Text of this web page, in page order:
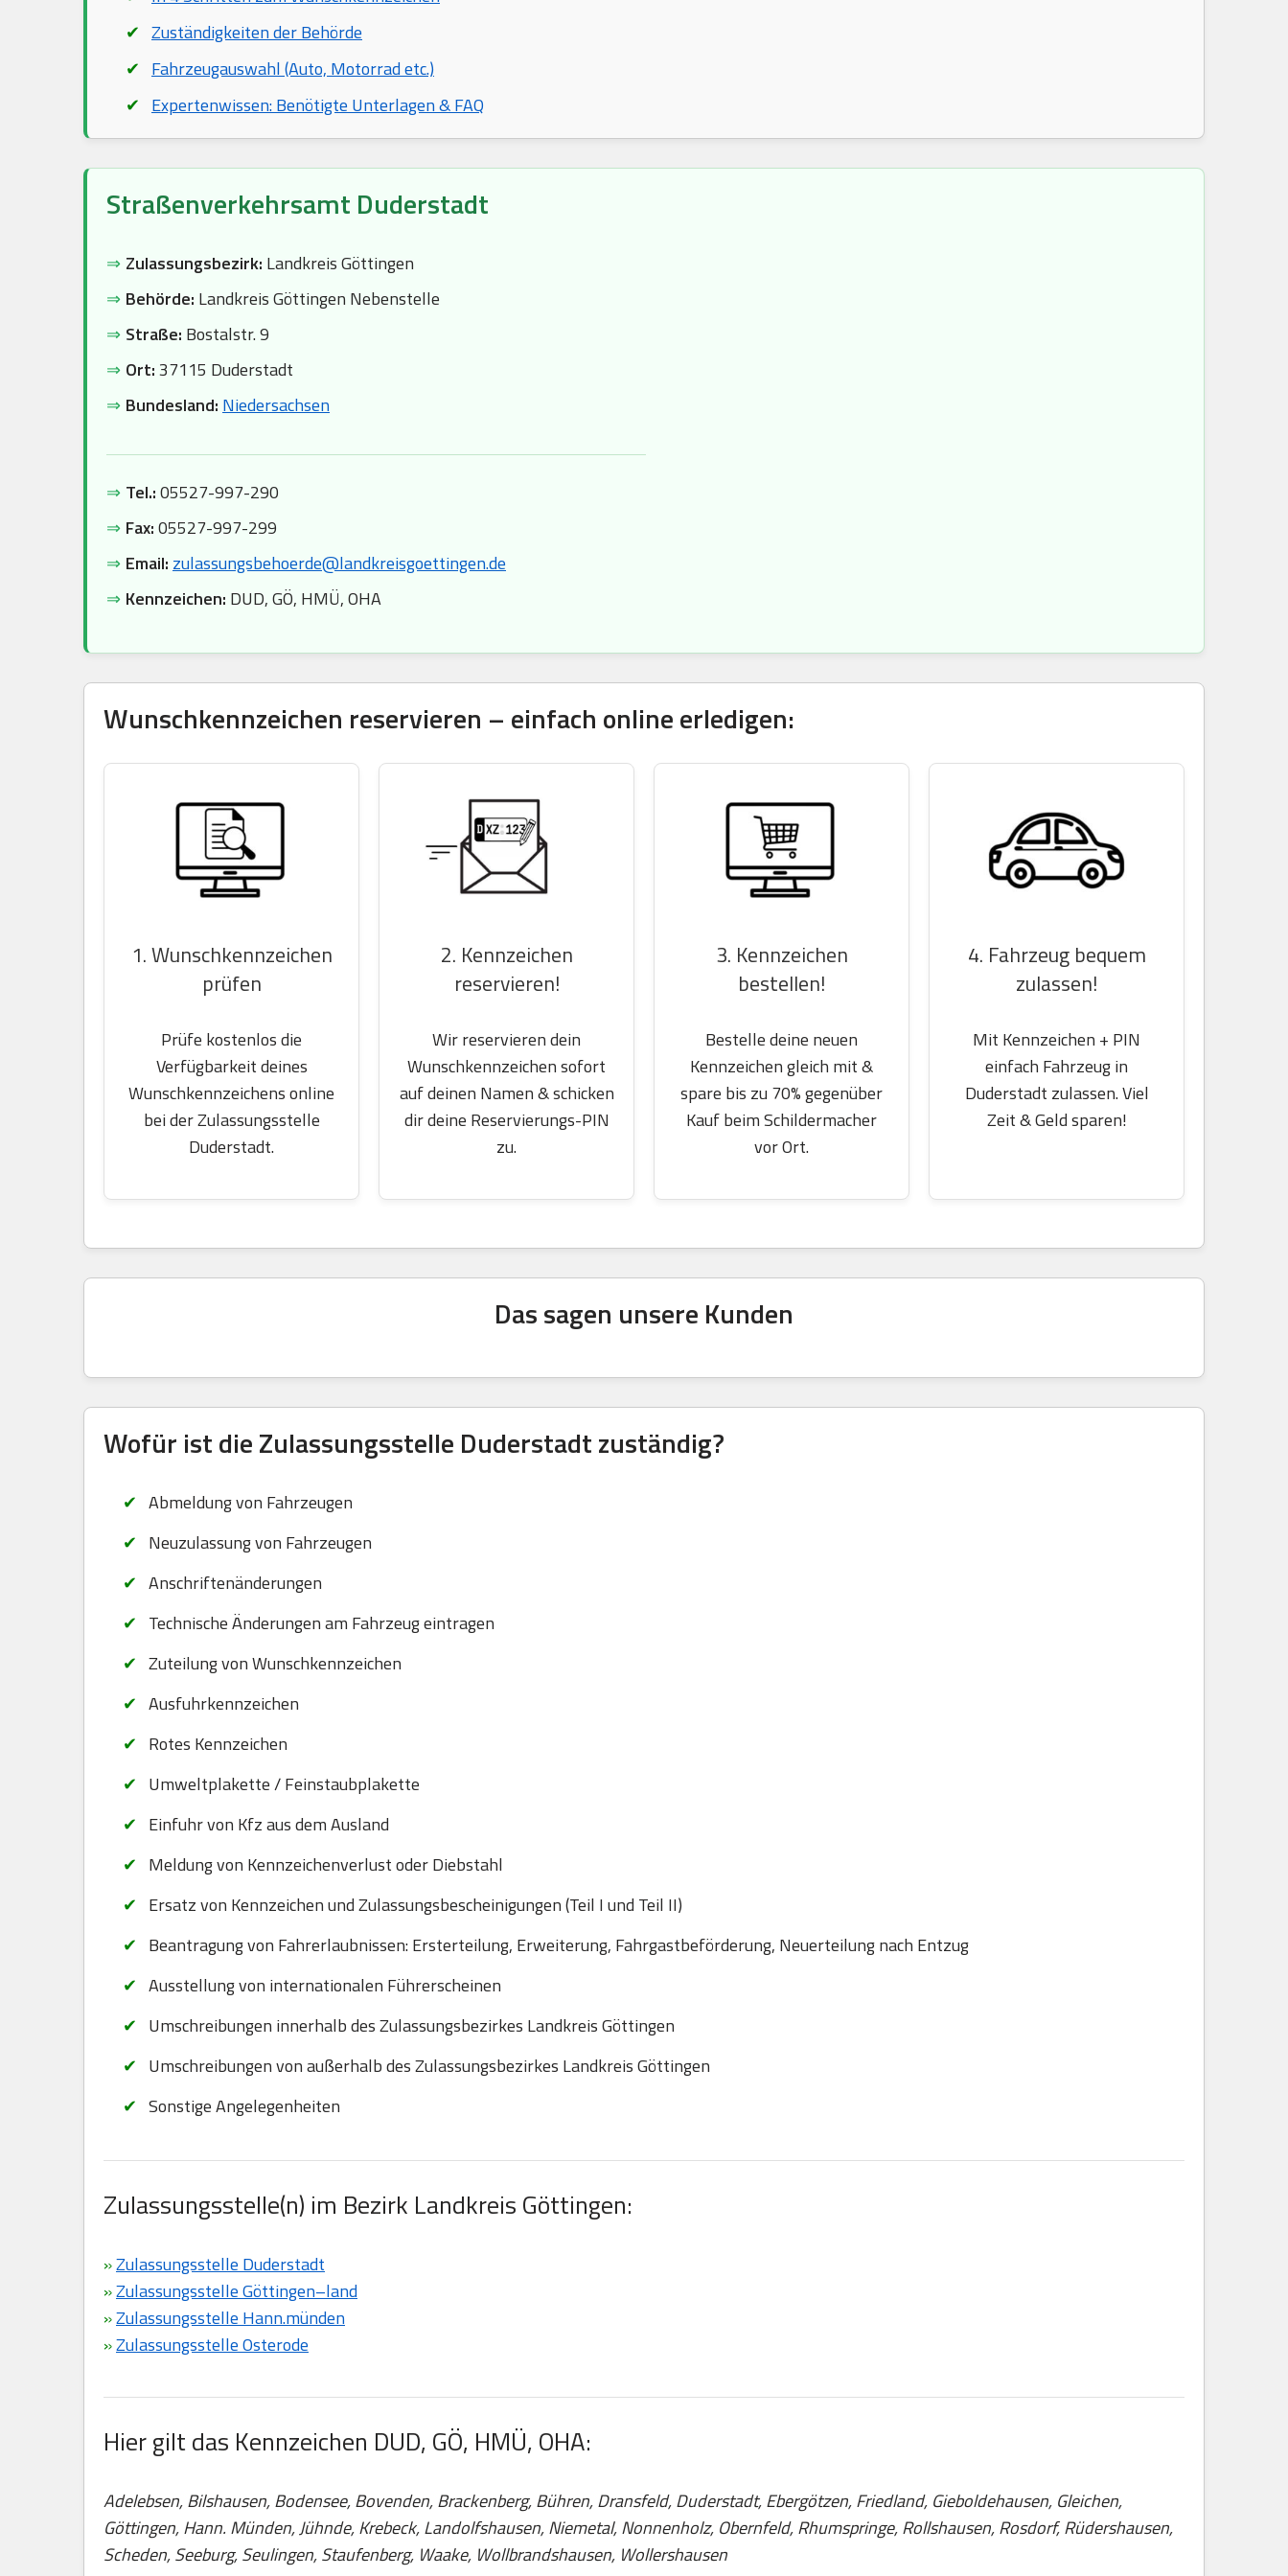
Zuständigkeiten der Behörde
Fahrzeugauswahl (Auto, Motorrad etc.)
Expertenwissen: Benötigte Unterlagen & FAQ
Straßenverkehrsamt Duderstadt
⇒ Zulassungsbezirk: Landkreis Göttingen
⇒ Behörde: Landkreis Göttingen Nebenstelle
⇒ Straße: Bostalstr. 9
⇒ Ort:37115 Duderstadt
⇒ Bundesland: Niedersachsen
⇒ Tel.:05527-997-290
⇒ Fax:05527-997-299
⇒ Email: zulassungsbehoerde@landkreisgoettingen.de
⇒ Kennzeichen: DUD, GÖ, HMÜ, OHA
Wunschkennzeichen reservieren – einfach online erledigen:
1. Wunschkennzeichen
prüfen
Prüfe kostenlos die
Verfügbarkeit deines
Wunschkennzeichens online
bei der Zulassungsstelle
Duderstadt.
2. Kennzeichen
reservieren!
Wir reservieren dein
Wunschkennzeichen sofort
auf deinen Namen & schicken
dir deine Reservierungs-PIN
zu.
3. Kennzeichen
bestellen!
Bestelle deine neuen
Kennzeichen gleich mit &
spare bis zu 70% gegenüber
Kauf beim Schildermacher
vor Ort.
4. Fahrzeug bequem
zulassen!
Mit Kennzeichen + PIN
einfach Fahrzeug in
Duderstadt zulassen. Viel
Zeit & Geld sparen!
Das sagen unsere Kunden
Wofür ist die Zulassungsstelle Duderstadt zuständig?
Abmeldung von Fahrzeugen
Neuzulassung von Fahrzeugen
Anschriftenänderungen
Technische Änderungen am Fahrzeug eintragen
Zuteilung von Wunschkennzeichen
Ausfuhrkennzeichen
Rotes Kennzeichen
Umweltplakette / Feinstaubplakette
Einfuhr von Kfz aus dem Ausland
Meldung von Kennzeichenverlust oder Diebstahl
Ersatz von Kennzeichen und Zulassungsbescheinigungen (Teil I und Teil II)
Beantragung von Fahrerlaubnissen: Ersterteilung, Erweiterung, Fahrgastbeförderung, Neuerteilung nach Entzug
Ausstellung von internationalen Führerscheinen
Umschreibungen innerhalb des Zulassungsbezirkes Landkreis Göttingen
Umschreibungen von außerhalb des Zulassungsbezirkes Landkreis Göttingen
Sonstige Angelegenheiten
Zulassungsstelle(n) im Bezirk Landkreis Göttingen:
»Zulassungsstelle Duderstadt
»Zulassungsstelle Göttingen–land
»Zulassungsstelle Hann.münden
»Zulassungsstelle Osterode
Hier gilt das Kennzeichen DUD, GÖ, HMÜ, OHA:
Adelebsen, Bilshausen, Bodensee, Bovenden, Brackenberg, Bühren, Dransfeld, Duderstadt, Ebergötzen, Friedland, Gieboldehausen, Gleichen,
Göttingen, Hann. Münden, Jühnde, Krebeck, Landolfshausen, Niemetal, Nonnenholz, Obernfeld, Rhumspringe, Rollshausen, Rosdorf, Rüdershausen,
Scheden, Seeburg, Seulingen, Staufenberg, Waake, Wollbrandshausen, Wollershausen